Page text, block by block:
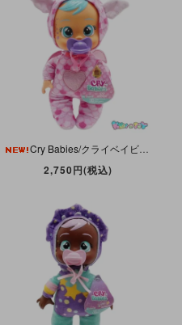
Cry Babies/クライベイビーズ・Tiny Cuddles/タイニーキャドルズ・Bruny/ブルーニー・Dragon/ドラゴン・Doll/ドール・IMC Toys
2,750円(税込)